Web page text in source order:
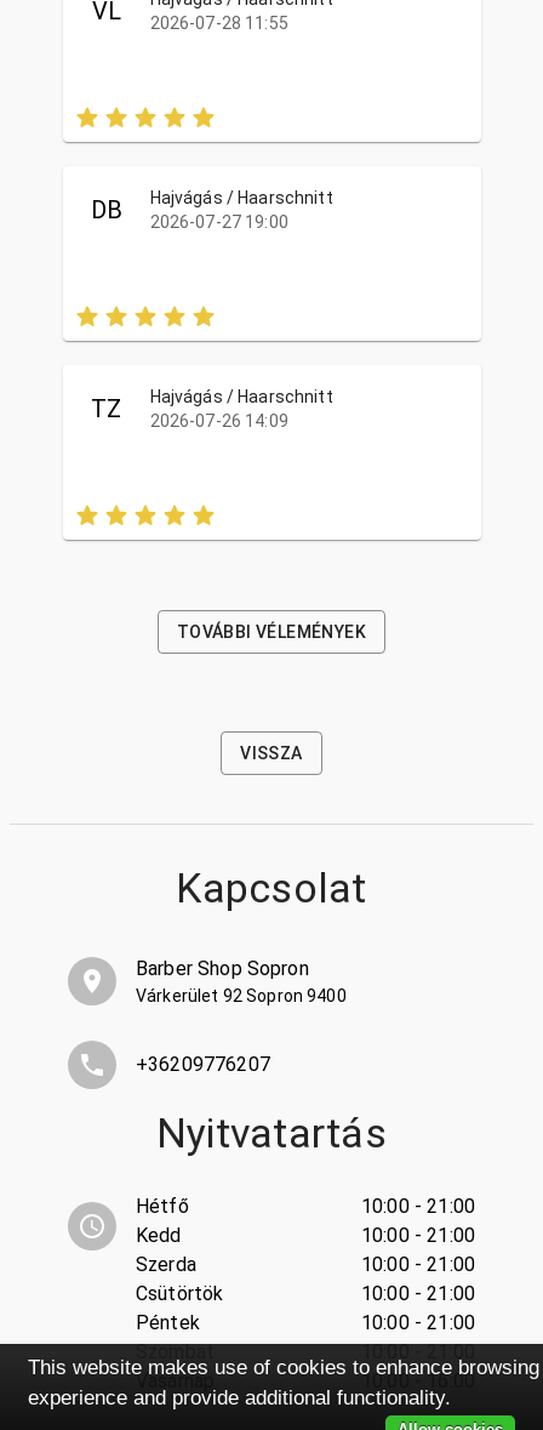
VL
2026-07-28 11:55
DB
Hajvágás / Haarschnitt
2026-07-27 19:00
TZ
Hajvágás / Haarschnitt
2026-07-26 14:09
TOVÁBBI VÉLEMÉNYEK
VISSZA
Kapcsolat
Barber Shop Sopron
Várkerület 92 Sopron 9400
+36209776207
Nyitvatartás
Hétfő
Kedd
Szerda
Csütörtök
Péntek
Szombat
Vasárnap
10:00 - 21:00
10:00 - 21:00
10:00 - 21:00
10:00 - 21:00
10:00 - 21:00
10:00 - 21:00
10:00 - 16:00
This website makes use of cookies to enhance browsing
experience and provide additional functionality.